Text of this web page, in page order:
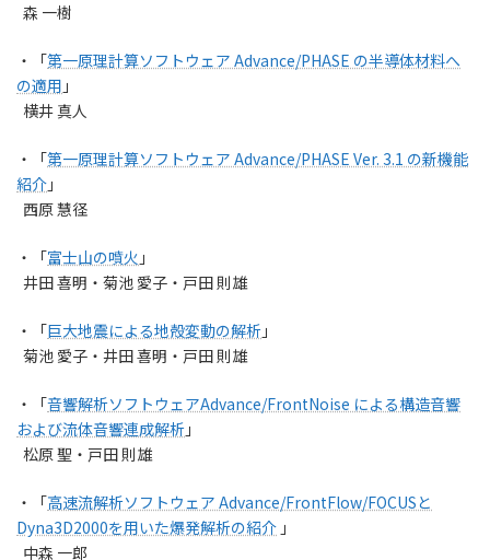
森 一樹
・「第一原理計算ソフトウェア Advance/PHASE の半導体材料へ
の適用 」
横井 真人
・「第一原理計算ソフトウェア Advance/PHASE Ver. 3.1 の新機能
紹介 」
西原 慧径
・「富士山の噴火 」
井田 喜明・菊池 愛子・戸田 則雄
・「巨大地震による地殻変動の解析 」
菊池 愛子・井田 喜明・戸田 則雄
・「音響解析ソフトウェアAdvance/FrontNoise による構造音響
および流体音響連成解析 」
松原 聖・戸田 則雄
・「高速流解析ソフトウェア Advance/FrontFlow/FOCUSと
Dyna3D2000を用いた爆発解析の紹介 」
中森 一郎